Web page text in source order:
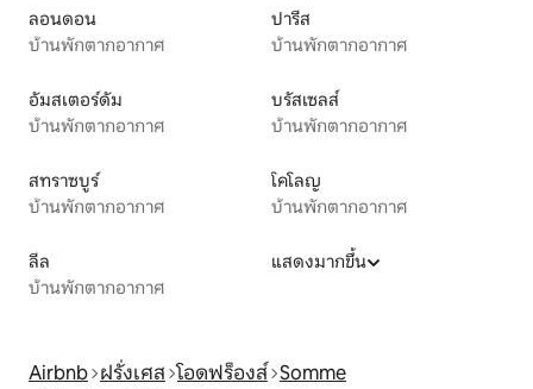
ลอนดอน
บ้านพักตากอากาศ
ปารีส
บ้านพักตากอากาศ
อัมสเตอร์ดัม
บ้านพักตากอากาศ
บรัสเซลส์
บ้านพักตากอากาศ
สทราซบูร์
บ้านพักตากอากาศ
โคโลญ
บ้านพักตากอากาศ
ลีล
บ้านพักตากอากาศ
แสดงมากขึ้น
Airbnb ฝรั่งเศส โอดฟร็องส์ Somme